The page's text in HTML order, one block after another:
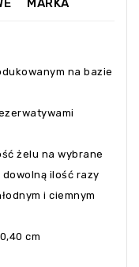
MARKA
na bazie
żelu na wybrane
ilość razy
i ciemnym
cm